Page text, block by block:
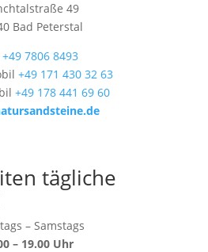
49
Bad Peterstal
+49 7806 8493
+49 171 430 32 63
+49 178 441 69 60
tägliche
– Samstags
– 19.00 Uhr